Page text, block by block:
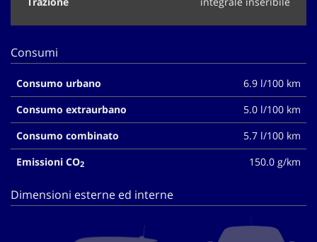
Consumi
Consumo urbano
6.9 l/100 km
Consumo extraurbano
5.0 l/100 km
Consumo combinato
5.7 l/100 km
Emissioni CO2 150.0 g/km
Dimensioni esterne ed interne